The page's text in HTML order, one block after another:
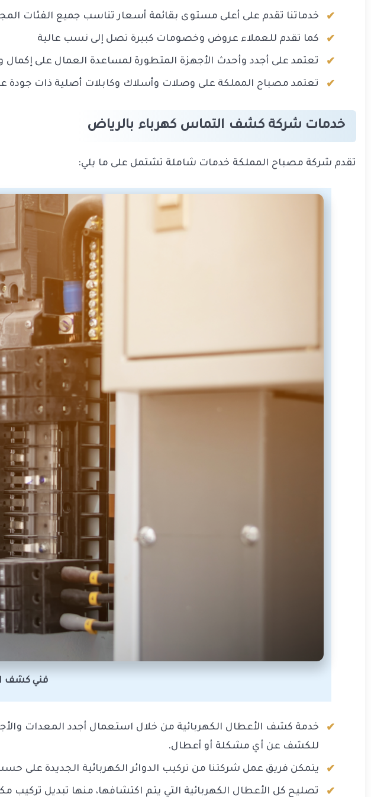
خدماتنا تقدم على أعلى مستوى بقائمة أسعار تناسب جميع الفئات
كما تقدم للعملاء عروض وخصومات كبيرة تصل إلى نسب عالية
تعتمد على أجدد وأحدث الأجهزة المتطورة لمساعدة العمال على
تعتمد مصباح المملكة على وصلات وأسلاك وكابلات أصلية ذات
خدمات شركة كشف التماس كهرباء بالرياض
تقدم شركة مصباح المملكة خدمات شاملة تشتمل على ما يلي:
فني كشف
خدمة كشف الأعطال الكهربائية من خلال استعمال أجدد المعدات
للكشف عن أي مشكلة أو أعطال.
يتمكن فريق عمل شركتنا من تركيب الدوائر الكهربائية الجديدة على
تصليح كل الأعطال الكهربائية التي يتم اكتشافها، منها تبديل تركيب